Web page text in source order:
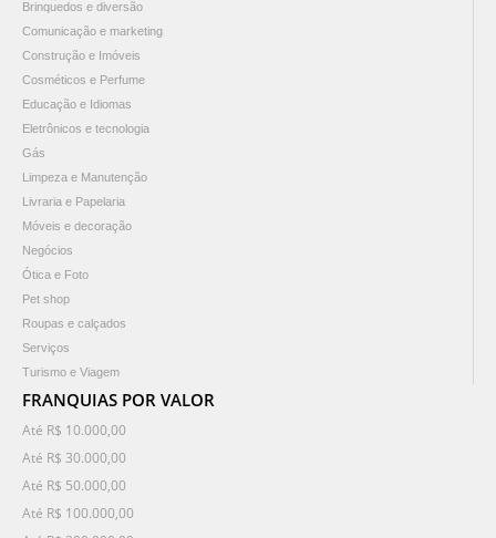
Brinquedos e diversão
Comunicação e marketing
Construção e Imóveis
Cosméticos e Perfume
Educação e Idiomas
Eletrônicos e tecnologia
Gás
Limpeza e Manutenção
Livraria e Papelaria
Móveis e decoração
Negócios
Ótica e Foto
Pet shop
Roupas e calçados
Serviços
Turismo e Viagem
FRANQUIAS POR VALOR
Até R$ 10.000,00
Até R$ 30.000,00
Até R$ 50.000,00
Até R$ 100.000,00